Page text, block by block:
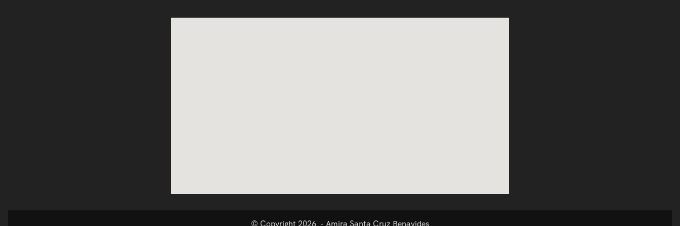
© Copyright 2026 - Amira Santa Cruz Benavides